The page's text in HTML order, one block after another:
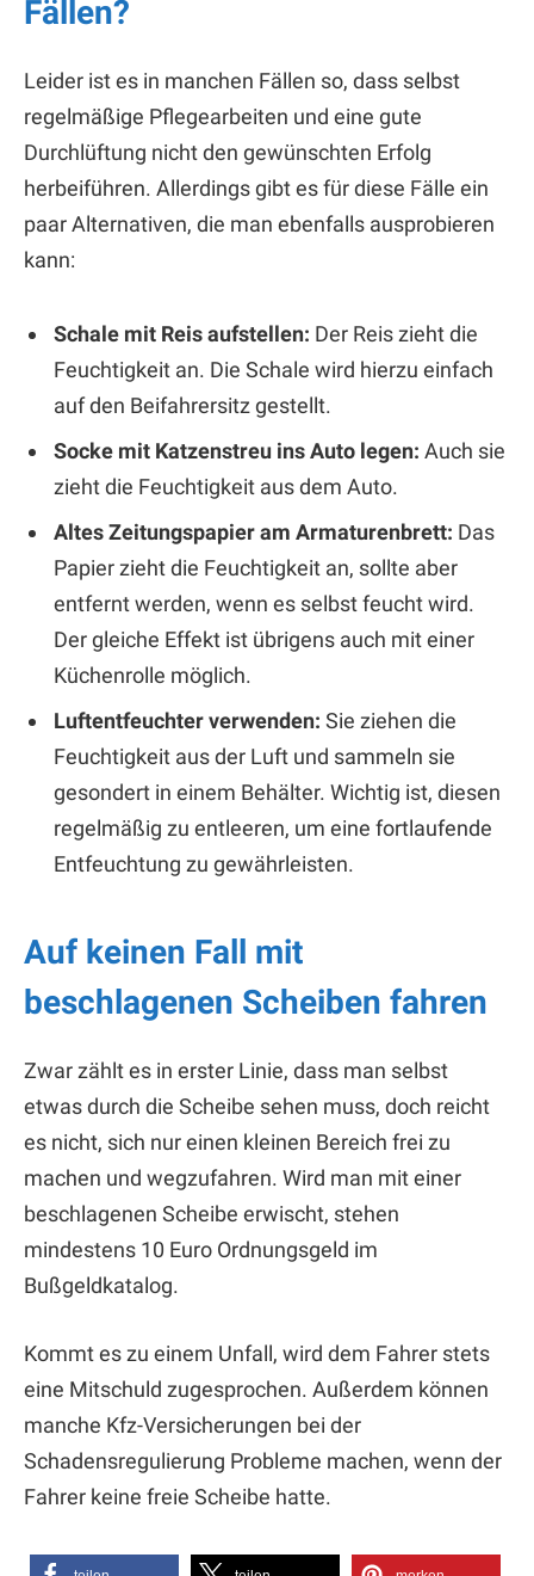
Fällen?
Leider ist es in manchen Fällen so, dass selbst
regelmäßige Pflegearbeiten und eine gute
Durchlüftung nicht den gewünschten Erfolg
herbeiführen. Allerdings gibt es für diese Fälle ein
paar Alternativen, die man ebenfalls ausprobieren
kann:
Schale mit Reis aufstellen: Der Reis zieht die
Feuchtigkeit an. Die Schale wird hierzu einfach
auf den Beifahrersitz gestellt.
Socke mit Katzenstreu ins Auto legen: Auch sie
zieht die Feuchtigkeit aus dem Auto.
Altes Zeitungspapier am Armaturenbrett: Das
Papier zieht die Feuchtigkeit an, sollte aber
entfernt werden, wenn es selbst feucht wird.
Der gleiche Effekt ist übrigens auch mit einer
Küchenrolle möglich.
Luftentfeuchter verwenden: Sie ziehen die
Feuchtigkeit aus der Luft und sammeln sie
gesondert in einem Behälter. Wichtig ist, diesen
regelmäßig zu entleeren, um eine fortlaufende
Entfeuchtung zu gewährleisten.
Auf keinen Fall mit
beschlagenen Scheiben fahren
Zwar zählt es in erster Linie, dass man selbst
etwas durch die Scheibe sehen muss, doch reicht
es nicht, sich nur einen kleinen Bereich frei zu
machen und wegzufahren. Wird man mit einer
beschlagenen Scheibe erwischt, stehen
mindestens 10 Euro Ordnungsgeld im
Bußgeldkatalog.
Kommt es zu einem Unfall, wird dem Fahrer stets
eine Mitschuld zugesprochen. Außerdem können
manche Kfz-Versicherungen bei der
Schadensregulierung Probleme machen, wenn der
Fahrer keine freie Scheibe hatte.